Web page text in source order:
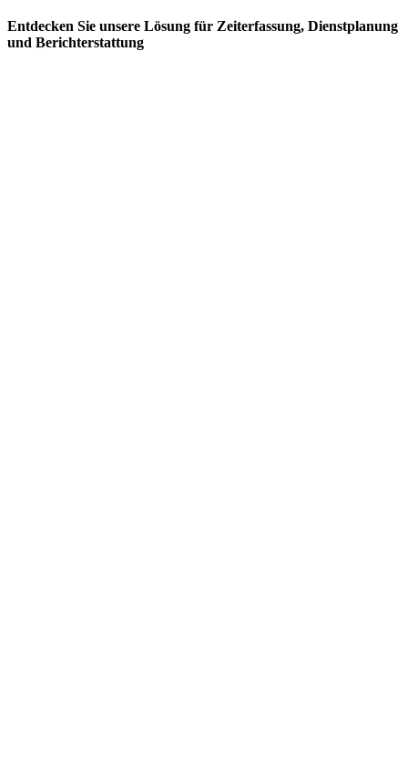
Entdecken Sie unsere Lösung für Zeiterfassung, Dienstplanung
und Berichterstattung